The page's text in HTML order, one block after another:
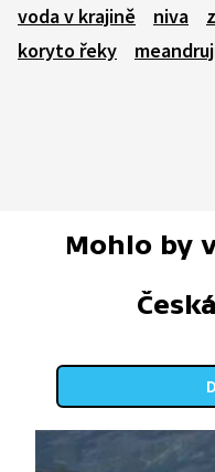
voda v krajině
niva
koryto řeky
Mohlo by